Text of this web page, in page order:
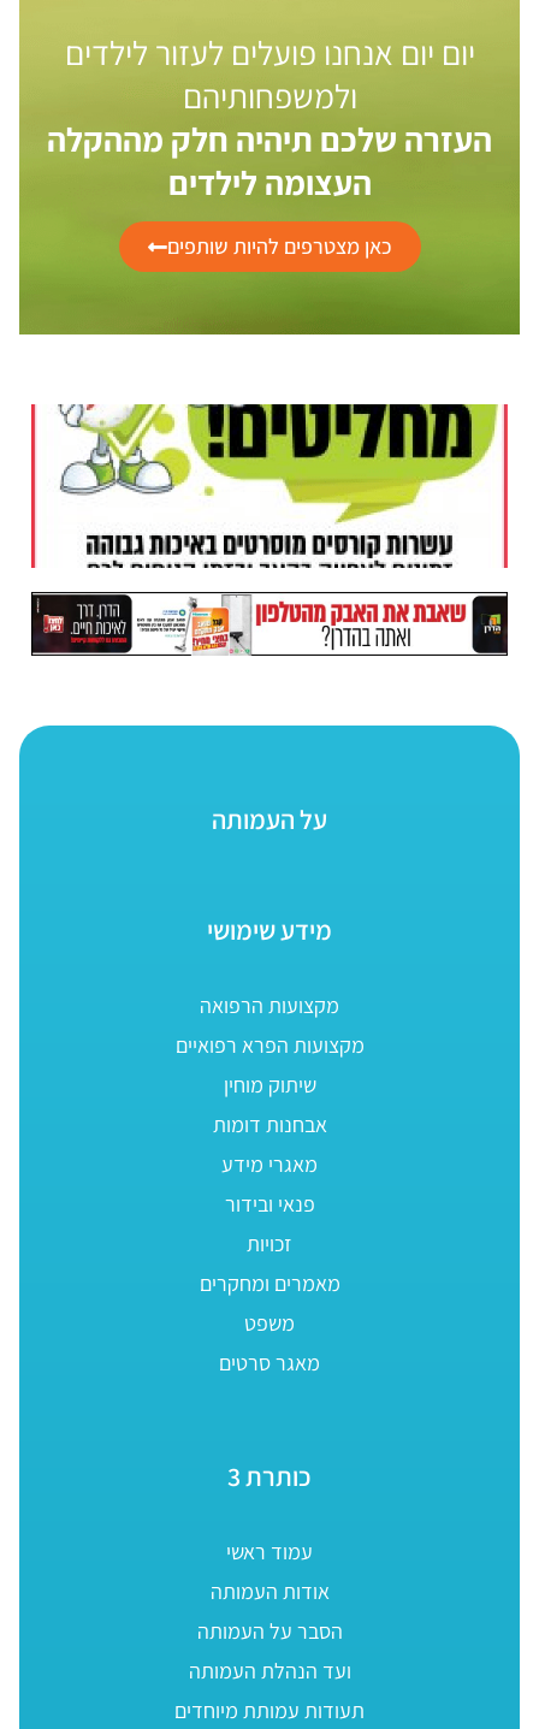
יום יום אנחנו פועלים לעזור לילדים
ולמשפחותיהם
העזרה שלכם תיהיה חלק מההקלה
העצומה לילדים
כאן מצטרפים להיות שותפים
על העמותה
מידע שימושי
מקצועות הרפואה
מקצועות הפרא רפואיים
שיתוק מוחין
אבחנות דומות
מאגרי מידע
פנאי ובידור
זכויות
מאמרים ומחקרים
משפט
מאגר סרטים
כותרת 3
עמוד ראשי
אודות העמותה
הסבר על העמותה
ועד הנהלת העמותה
תעודות עמותת מיוחדים